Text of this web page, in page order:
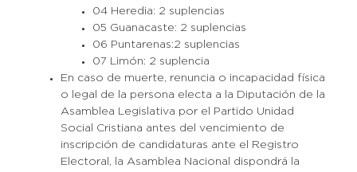
04 Heredia: 2 suplencias
05 Guanacaste: 2 suplencias
06 Puntarenas:2 suplencias
07 Limón: 2 suplencia
En caso de muerte, renuncia o incapacidad física
o legal de la persona electa a la Diputación de la
Asamblea Legislativa por el Partido Unidad
Social Cristiana antes del vencimiento de
inscripción de candidaturas ante el Registro
Electoral, la Asamblea Nacional dispondrá la